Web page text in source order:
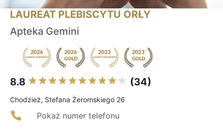
LAUREAT PLEBISCYTU ORŁY
Apteka Gemini
8.8 (34)
Chodzież, Stefana Żeromskiego 26
Pokaż numer telefonu